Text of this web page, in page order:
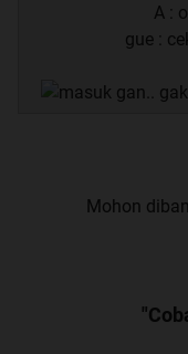
A :
gue :
Mohon